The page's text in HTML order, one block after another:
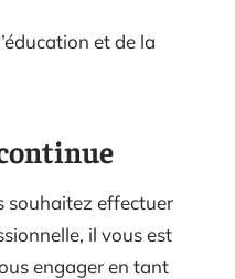
et de la
souhaitez effectuer
il vous est
engager en tant